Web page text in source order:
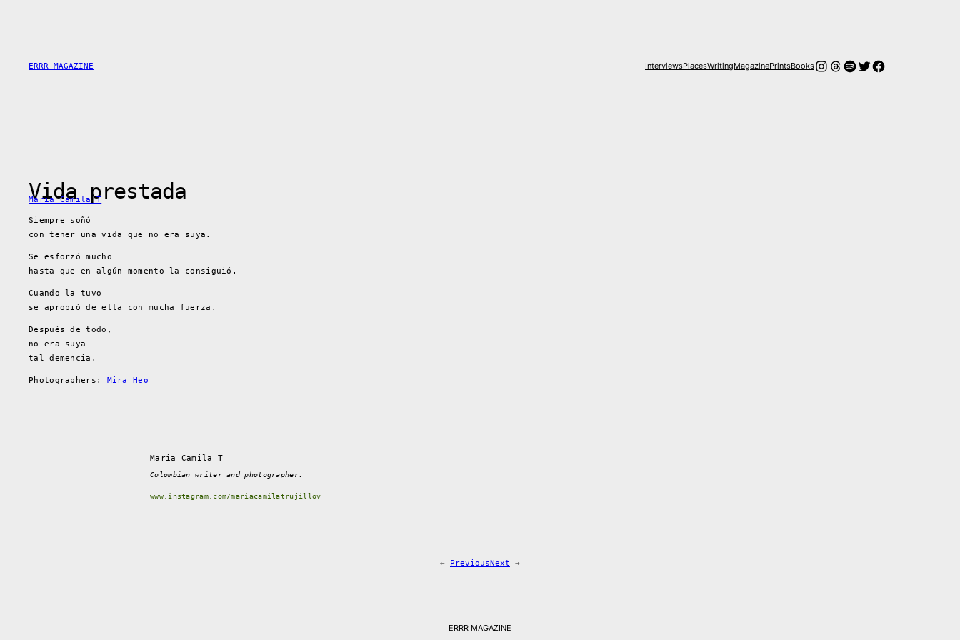
ERRR MAGAZINE InterviewsPlacesWritingMagazinePrintsBooksInstagram
Threads
Spotify
Twitter
Facebook
Vida prestada
Maria Camila T
Siempre soñó
con tener una vida que no era suya.
Se esforzó mucho
hasta que en algún momento la consiguió.
Cuando la tuvo
se apropió de ella con mucha fuerza.
Después de todo,
no era suya
tal demencia.
Photographers: Mira Heo
Maria Camila T
Colombian writer and photographer.
www.instagram.com/mariacamilatrujillov
← PreviousNext →
ERRR MAGAZINE